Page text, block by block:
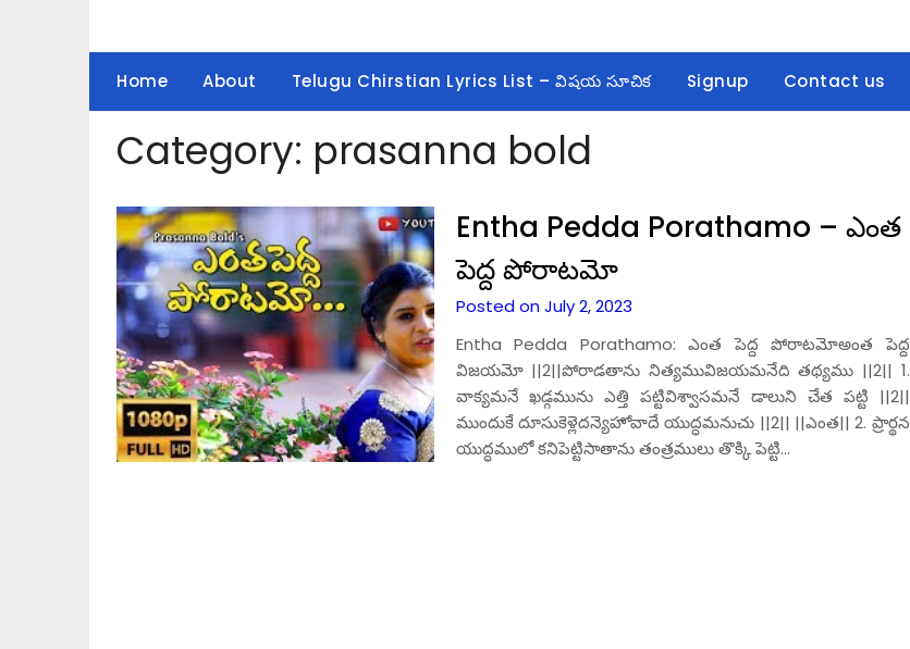
Home About Telugu Chirstian Lyrics List – విషయ సూచిక Signup Contact us
Category: prasanna bold
Entha Pedda Porathamo – ఎంత
పెద్ద పోరాటమో
Posted on July 2, 2023
Entha Pedda Porathamo: ఎంత పెద్ద పోరాటమోఅంత పెద్ద
విజయమో ||2||పోరాడతాను నిత్యమువిజయమనేది తథ్యము ||2|| 1.
వాక్యమనే ఖడ్గమును ఎత్తి పట్టివిశ్వాసమనే డాలుని చేత పట్టి ||2||
ముందుకే దూసుకెళ్లెదన్యెహోవాదే యుద్ధమనుచు ||2|| ||ఎంత|| 2. ప్రార్థన
యుద్ధములో కనిపెట్టిసాతాను తంత్రములు తొక్కి పెట్టి…